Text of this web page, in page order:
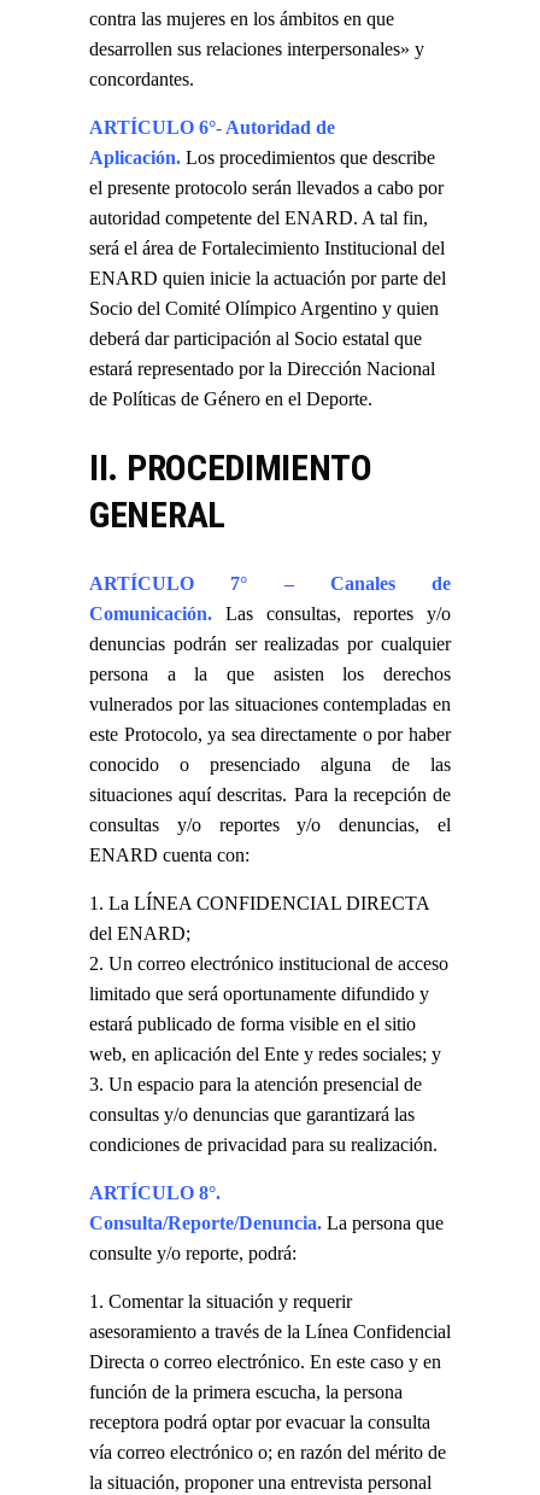
contra las mujeres en los ámbitos en que
desarrollen sus relaciones interpersonales» y
concordantes.
ARTÍCULO 6°- Autoridad de
Aplicación. Los procedimientos que describe
el presente protocolo serán llevados a cabo por
autoridad competente del ENARD. A tal fin,
será el área de Fortalecimiento Institucional del
ENARD quien inicie la actuación por parte del
Socio del Comité Olímpico Argentino y quien
deberá dar participación al Socio estatal que
estará representado por la Dirección Nacional
de Políticas de Género en el Deporte.
II. PROCEDIMIENTO
GENERAL
ARTÍCULO 7° – Canales de
Comunicación. Las consultas, reportes y/o
denuncias podrán ser realizadas por cualquier
persona a la que asisten los derechos
vulnerados por las situaciones contempladas en
este Protocolo, ya sea directamente o por haber
conocido o presenciado alguna de las
situaciones aquí descritas. Para la recepción de
consultas y/o reportes y/o denuncias, el
ENARD cuenta con:
La LÍNEA CONFIDENCIAL DIRECTA
del ENARD;
Un correo electrónico institucional de acceso
limitado que será oportunamente difundido y
estará publicado de forma visible en el sitio
web, en aplicación del Ente y redes sociales; y
Un espacio para la atención presencial de
consultas y/o denuncias que garantizará las
condiciones de privacidad para su realización.
ARTÍCULO 8°.
Consulta/Reporte/Denuncia. La persona que
consulte y/o reporte, podrá:
Comentar la situación y requerir
asesoramiento a través de la Línea Confidencial
Directa o correo electrónico. En este caso y en
función de la primera escucha, la persona
receptora podrá optar por evacuar la consulta
vía correo electrónico o; en razón del mérito de
la situación, proponer una entrevista personal